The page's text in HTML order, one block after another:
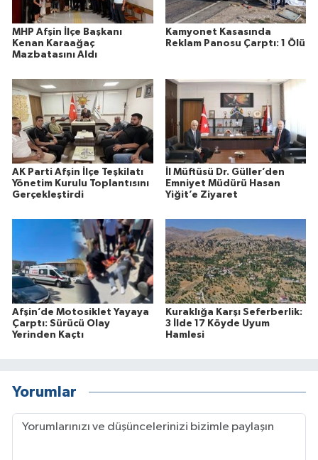
MHP Afşin İlçe Başkanı
Kenan Karaağaç
Mazbatasını Aldı
Kamyonet Kasasında
Reklam Panosu Çarptı: 1 Ölü
AK Parti Afşin İlçe Teşkilatı
Yönetim Kurulu Toplantısını
Gerçekleştirdi
İl Müftüsü Dr. Güller’den
Emniyet Müdürü Hasan
Yiğit’e Ziyaret
Afşin’de Motosiklet Yayaya
Çarptı: Sürücü Olay
Yerinden Kaçtı
Kuraklığa Karşı Seferberlik:
3 İlde 17 Köyde Uyum
Hamlesi
Yorumlar